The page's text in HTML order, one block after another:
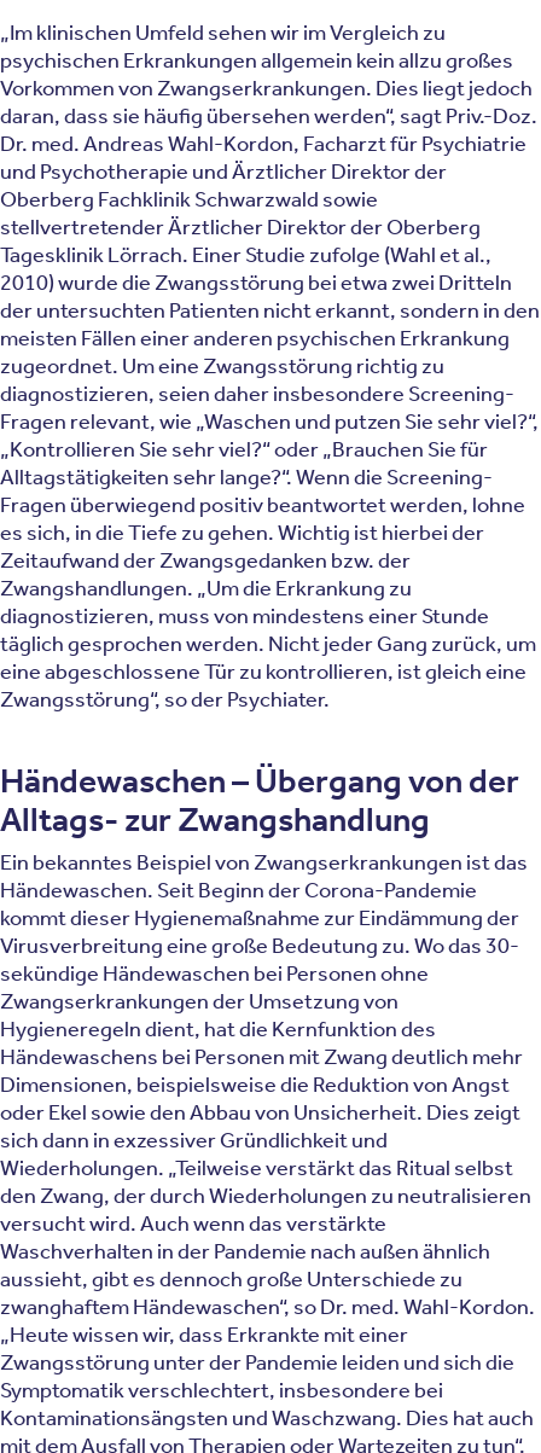
„Im klinischen Umfeld sehen wir im Vergleich zu
psychischen Erkrankungen allgemein kein allzu großes
Vorkommen von Zwangserkrankungen. Dies liegt jedoch
daran, dass sie häufig übersehen werden“, sagt Priv.-Doz.
Dr. med. Andreas Wahl-Kordon, Facharzt für Psychiatrie
und Psychotherapie und Ärztlicher Direktor der
Oberberg Fachklinik Schwarzwald sowie
stellvertretender Ärztlicher Direktor der Oberberg
Tagesklinik Lörrach. Einer Studie zufolge (Wahl et al.,
2010) wurde die Zwangsstörung bei etwa zwei Dritteln
der untersuchten Patienten nicht erkannt, sondern in den
meisten Fällen einer anderen psychischen Erkrankung
zugeordnet. Um eine Zwangsstörung richtig zu
diagnostizieren, seien daher insbesondere Screening-
Fragen relevant, wie „Waschen und putzen Sie sehr viel?“,
„Kontrollieren Sie sehr viel?“ oder „Brauchen Sie für
Alltagstätigkeiten sehr lange?“. Wenn die Screening-
Fragen überwiegend positiv beantwortet werden, lohne
es sich, in die Tiefe zu gehen. Wichtig ist hierbei der
Zeitaufwand der Zwangsgedanken bzw. der
Zwangshandlungen. „Um die Erkrankung zu
diagnostizieren, muss von mindestens einer Stunde
täglich gesprochen werden. Nicht jeder Gang zurück, um
eine abgeschlossene Tür zu kontrollieren, ist gleich eine
Zwangsstörung“, so der Psychiater.
Händewaschen – Übergang von der
Alltags- zur Zwangshandlung
Ein bekanntes Beispiel von Zwangserkrankungen ist das
Händewaschen. Seit Beginn der Corona-Pandemie
kommt dieser Hygienemaßnahme zur Eindämmung der
Virusverbreitung eine große Bedeutung zu. Wo das 30-
sekündige Händewaschen bei Personen ohne
Zwangserkrankungen der Umsetzung von
Hygieneregeln dient, hat die Kernfunktion des
Händewaschens bei Personen mit Zwang deutlich mehr
Dimensionen, beispielsweise die Reduktion von Angst
oder Ekel sowie den Abbau von Unsicherheit. Dies zeigt
sich dann in exzessiver Gründlichkeit und
Wiederholungen. „Teilweise verstärkt das Ritual selbst
den Zwang, der durch Wiederholungen zu neutralisieren
versucht wird. Auch wenn das verstärkte
Waschverhalten in der Pandemie nach außen ähnlich
aussieht, gibt es dennoch große Unterschiede zu
zwanghaftem Händewaschen“, so Dr. med. Wahl-Kordon.
„Heute wissen wir, dass Erkrankte mit einer
Zwangsstörung unter der Pandemie leiden und sich die
Symptomatik verschlechtert, insbesondere bei
Kontaminationsängsten und Waschzwang. Dies hat auch
mit dem Ausfall von Therapien oder Wartezeiten zu tun“,